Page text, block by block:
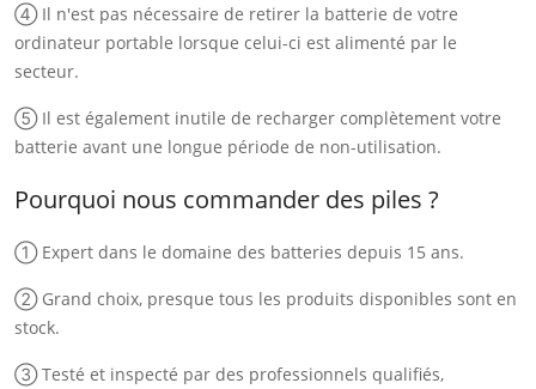
④ Il n'est pas nécessaire de retirer la batterie de votre
ordinateur portable lorsque celui-ci est alimenté par le
secteur.
⑤ Il est également inutile de recharger complètement votre
batterie avant une longue période de non-utilisation.
Pourquoi nous commander des piles ?
① Expert dans le domaine des batteries depuis 15 ans.
② Grand choix, presque tous les produits disponibles sont en
stock.
③ Testé et inspecté par des professionnels qualifiés,